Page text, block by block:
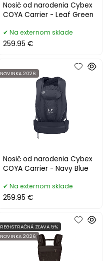
Nosič od narodenia Cybex
COYA Carrier - Leaf Green
Na externom sklade
259.95 €
Nosič od narodenia Cybex
COYA Carrier - Navy Blue
NOVINKA 2026
Na externom sklade
259.95 €
REGISTRAČNÁ ZĽAVA 5%
NOVINKA 2026